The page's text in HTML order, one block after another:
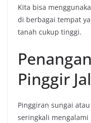
Kita bisa
di berbagai tempat
tanah cukup tinggi.
Pinggir
Pinggiran sungai
seringkali